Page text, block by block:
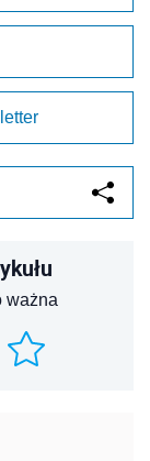
ważna